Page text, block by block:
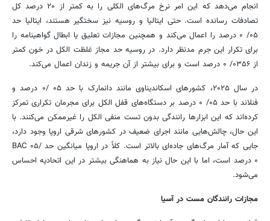
انجام می‌دهد که این امر نرخ مرگ‌های الکلی را به کمتر از ۲۰ درصد کل
تصادفات رسانده است. حتی ایتالیا و روسیه نیز سختگیر هستند، ایتالیا حد
۰۵/ ۰ درصد را اعمال می‌کند و همچنین مجازات تعلیق یا ابطال گواهینامه را
برای تکرار این جرم مدنظر دارد. در روسیه حد مجاز غلظت الکل در خون کمتر
از ۰۳۵۶/ ۰ درصد است و برای بیشتر از آن جریمه و زندان اعمال می‌کند.
در سال ۲۰۲۵، کشورهای اسکاندیناوی مانند دانمارک با حد ۰۵ /۰ درصد و
فنلاند با حد ۰۵/ ۰ درصد بر دستگاه‌های قفل الکل برای مجرمان تکراری تمرکز
کرده‌اند که این ابزارها رانندگی بدون تست منفی الکل را غیرممکن می‌کنند. با
این حال، چالش‌هایی مانند اجرای ضعیف در کشورهای شرقی اروپا وجود دارد،
جایی که آمار مرگ‌های جاده‌ای بالاتر است. کلاً در اروپا میانگین حد BAC ۰۵/
۰ درصد است، اما با این حال نیاز به هماهنگی بیشتر در این اتحادیه احساس
می‌شود.
مجازات رانندگان مست در آسیا